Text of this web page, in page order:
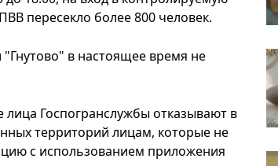
пересекло более 800 человек.
в настоящее время не
Госпогранслужбы отказывают в
территорий лицам, которые не
с использованием приложения